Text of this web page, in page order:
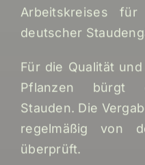
Arbeitskreises
deutscher
Für die Qualität
Pflanzen bürgt
Stauden. Die
regelmäßig von
überprüft.